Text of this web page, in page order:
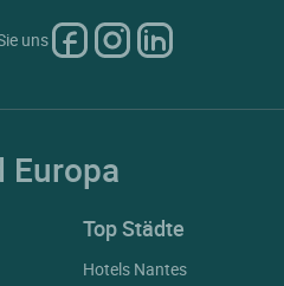
uns
Europa
Top Städte
Hotels Nantes